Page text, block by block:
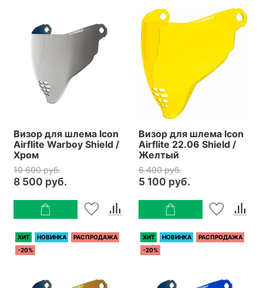
Визор для шлема Icon
Airflite Warboy Shield /
Хром
10 600 руб.
8 500 руб.
Визор для шлема Icon
Airflite 22.06 Shield /
Желтый
6 400 руб.
5 100 руб.
ХИТ НОВИНКА
РАСПРОДАЖА
-20%
ХИТ НОВИНКА
РАСПРОДАЖА
-20%